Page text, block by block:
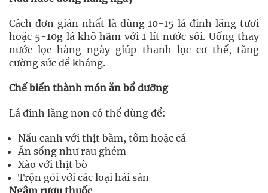
Cách đơn giản nhất là dùng 10-15 lá đinh lăng tươi
hoặc 5-10g lá khô hãm với 1 lít nước sôi. Uống thay
nước lọc hàng ngày giúp thanh lọc cơ thể, tăng
cường sức đề kháng.
Chế biến thành món ăn bổ dưỡng
Lá đinh lăng non có thể dùng để:
Nấu canh với thịt băm, tôm hoặc cá
Ăn sống như rau ghém
Xào với thịt bò
Trộn gỏi với các loại hải sản